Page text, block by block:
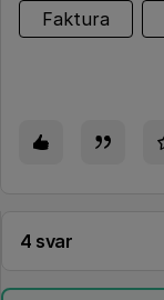
Faktura
4 svar